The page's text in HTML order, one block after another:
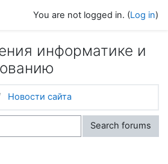
You are not logged in. (Log in)
информатике и
Новости сайта
Search forums